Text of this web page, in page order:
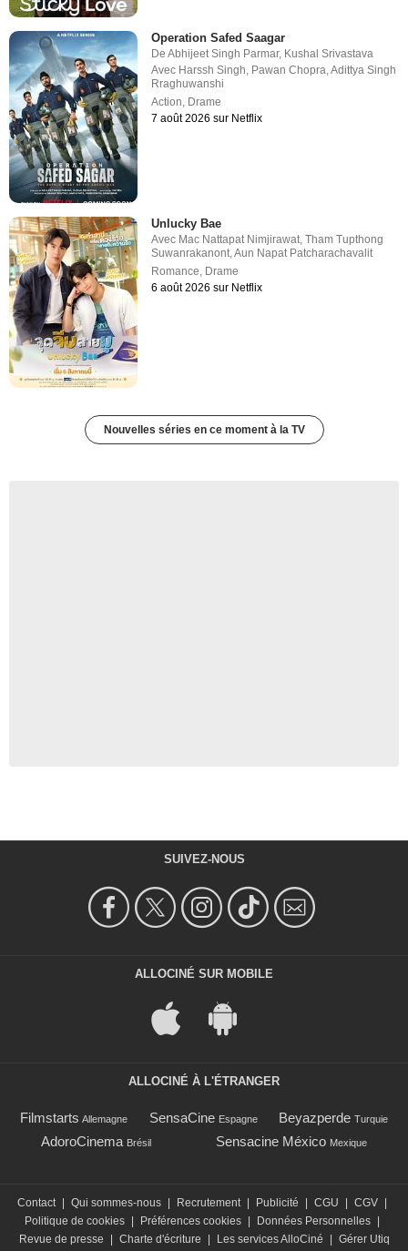
Operation Safed Saagar
DeAbhijeet Singh Parmar, Kushal Srivastava
Avec Harssh Singh, Pawan Chopra,Adittya Singh
Rraghuwanshi
Action, Drame
7 août 2026 sur Netflix
Unlucky Bae
Avec Mac Nattapat Nimjirawat ,Tham Tupthong
Suwanrakanont ,Aun Napat Patcharachavalit
Romance Drame
6 août 2026 sur Netflix
Nouvelles séries en ce moment à la TV
SUIVEZ-NOUS
ALLOCINÉ SUR MOBILE
ALLOCINÉ À L'ÉTRANGER
Filmstarts Allemagne SensaCine Espagne Beyazperde Turquie
AdoroCinema Brésil Sensacine México Mexique
Contact Qui sommes-nous Recrutement Publicité CGU CGV
Politique de cookies
Préférences cookies Données Personnelles
Revue de presse
Charte d'écriture Les services AlloCiné Gérer Utiq